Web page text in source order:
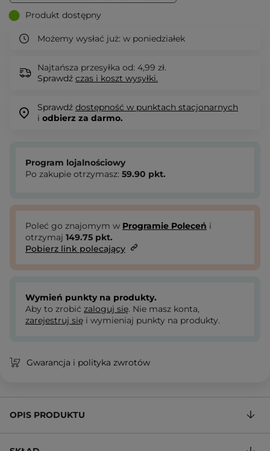
Produkt dostępny
Możemy wysłać już: w poniedziałek
Najtańsza przesyłka od: 4,99 zł.
Sprawdź czas i koszt wysyłki.
Sprawdź dostępność w punktach stacjonarnych
i odbierz za darmo.
Program lojalnościowy
Po zakupie otrzymasz: 59.90 pkt.
Poleć go znajomym w Programie Poleceń i
otrzymaj 149.75 pkt.
Pobierz link polecający
Wymień punkty na produkty.
Aby to zrobić zaloguj się. Nie masz konta,
zarejestruj się i wymieniaj punkty na produkty.
Gwarancja i polityka zwrotów
OPIS PRODUKTU